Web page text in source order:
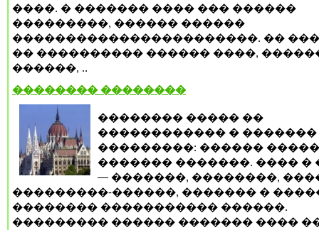
����. � ������� ���� ��� ������
���������, ������ ������
�����������������������. ��
�� ���������� ������ ����,
������, ..
�������� ��������
�������� ����� ��
������������ � �������
���������: ������
������� �������. ���� �
— �������, ��������,
���������-������, ������� �
�������� ����������� ������.
��������� ������ ������� ����